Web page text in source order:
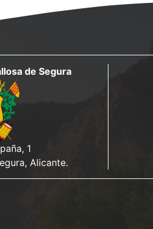
de Segura
1
Alicante.